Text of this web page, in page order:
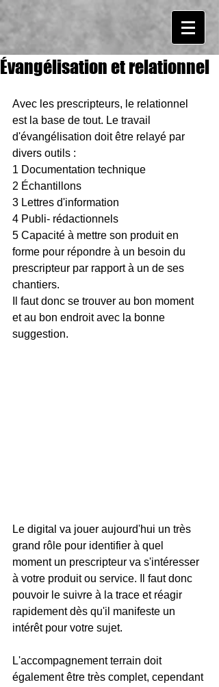
Évangélisation et relationnel
Avec les prescripteurs, le relationnel
est la base de tout. Le travail
d'évangélisation doit être relayé par
divers outils :
1 Documentation technique
2 Échantillons
3 Lettres d'information
4 Publi- rédactionnels
5 Capacité à mettre son produit en
forme pour répondre à un besoin du
prescripteur par rapport à un de ses
chantiers.
Il faut donc se trouver au bon moment
et au bon endroit avec la bonne
suggestion.
Le digital va jouer aujourd'hui un très
grand rôle pour identifier à quel
moment un prescripteur va s'intéresser
à votre produit ou service. Il faut donc
pouvoir le suivre à la trace et réagir
rapidement dès qu'il manifeste un
intérêt pour votre sujet.
L'accompagnement terrain doit
également être très complet, cependant